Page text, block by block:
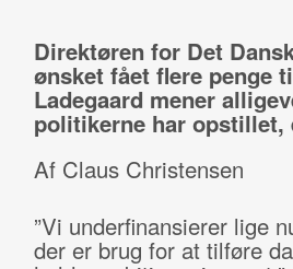
Direktøren for Det
ønsket fået flere penge
Ladegaard mener
politikerne har opstillet,
Af Claus Christensen
”Vi underfinansierer lige
der er brug for at tilføre